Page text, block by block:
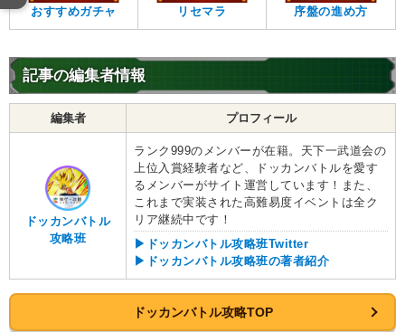
おすすめガチャ リセマラ 序盤の進め方
記事の編集者情報
編集者 プロフィール
ドッカンバトル
攻略班
ランク999のメンバーが在籍。天下一武道会の
上位入賞経験者など、ドッカンバトルを愛す
るメンバーがサイト運営しています！また、
これまで実装された高難易度イベントは全ク
リア継続中です！
▶ドッカンバトル攻略班Twitter
▶ドッカンバトル攻略班の著者紹介
ドッカンバトル攻略TOP